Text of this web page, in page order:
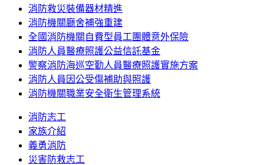
消防救災裝備器材精進
消防機關廳舍補強重建
全國消防機關自費型員工團體意外保險
消防人員醫療照護公益信託基金
警察消防海巡空勤人員醫療照護實施方案
消防人員因公受傷補助與照護
消防機關職業安全衛生管理系統
消防志工
家族介紹
義勇消防
災害防救志工